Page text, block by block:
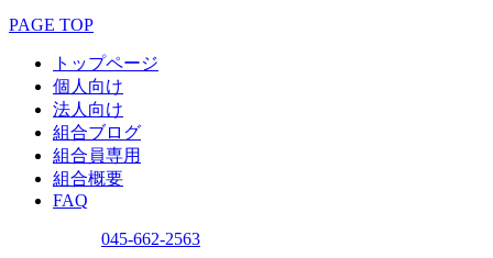
PAGE TOP
トップページ
個人向け
法人向け
組合ブログ
組合員専用
組合概要
FAQ
045-662-2563